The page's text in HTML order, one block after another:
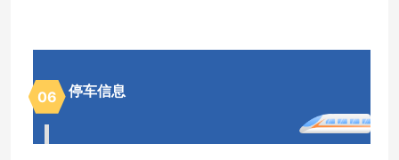
06 停车信息